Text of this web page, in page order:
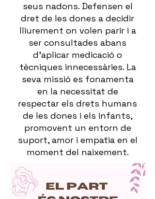
seus nadons. Defensen el
dret de les dones a decidir
lliurement on volen parir i a
ser consultades abans
d'aplicar medicació o
tècniques innecessàries. La
seva missió es fonamenta
en la necessitat de
respectar els drets humans
de les dones i els infants,
promovent un entorn de
suport, amor i empatia en el
moment del naixement.